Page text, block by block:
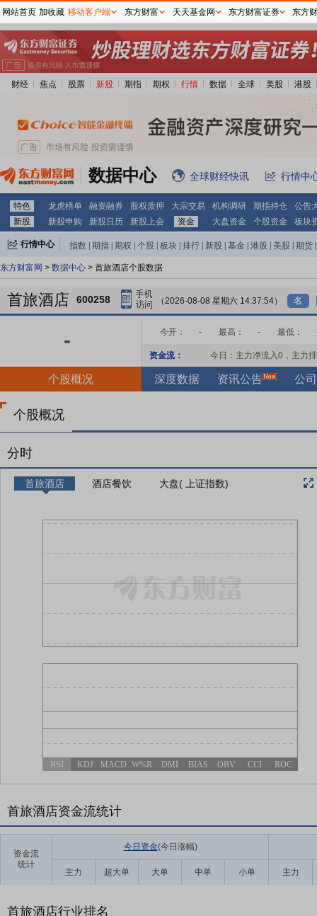
财经 焦点 股票 新股 期指 期权 行情 数据 全球 美股 港股
数据中心 全球财经快讯 行情中
特色 龙虎榜单 融资融券 股权质押 大宗交易 机构调研 期指持仓
公告
新股
新股申购 新股日历 新股上会 资金 大盘资金 个股资金 板块
行情中心 指数 期指 期权 个股 板块 排行 新股 基金 港股 美股 期货
东方财富网 > 数据中心 > 首旅酒店个股数据
首旅酒店 600258 （2026-08-08 星期六 14:37:54） 名
- 今开： - 最高： - 最低：
资金流： 今日：主力净流入0 ，主力
个股概况 深度数据 资讯公告 公
个股概况
分时
首旅酒店 酒店餐饮 大盘( 上证指数)
RSI KDJ MACD W%R DMI BIAS OBV CCI ROC
首旅酒店资金流统计
资金流
统计
今日资金(今日涨幅)
主力 超大单 大单 中单 小单 主力
首旅酒店行业排名
网站首页 加收藏 移动客户端 东方财富 天天基金网 东方财富证券 东方